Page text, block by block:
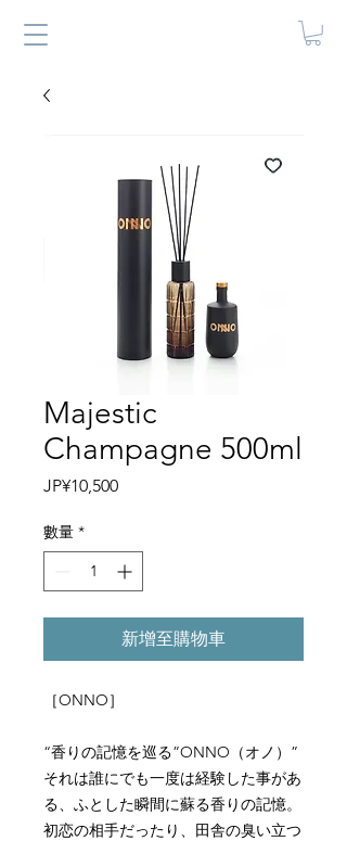
Majestic
Champagne 500ml
JP¥10,500價
數量 *
新增至購物車
［ONNO］
“香りの記憶を巡る”ONNO（オノ）”
それは誰にでも一度は経験した事があ
る、ふとした瞬間に蘇る香りの記憶。
初恋の相手だったり、田舎の臭い立つ